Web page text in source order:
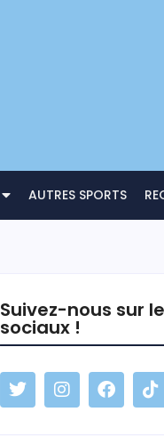
AUTRES SPORTS
Suivez-nous sur
sociaux !